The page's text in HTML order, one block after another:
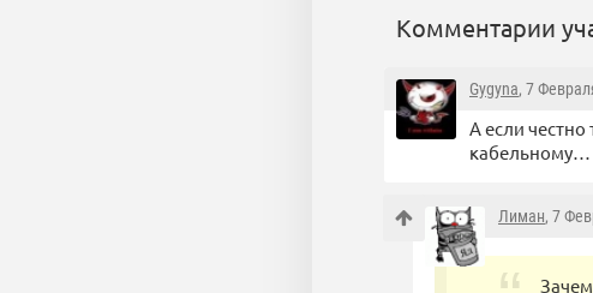
Комментарии
Gygyna, 7
А если честно
кабельному…
Лиман, 7